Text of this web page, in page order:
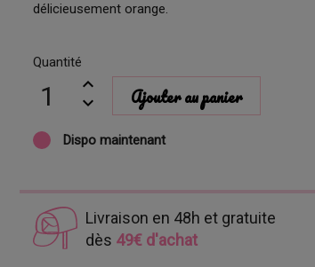
délicieusement orange.
Quantité
Ajouter au panier
Dispo maintenant
Livraison en 48h et gratuite
dès 49€ d'achat